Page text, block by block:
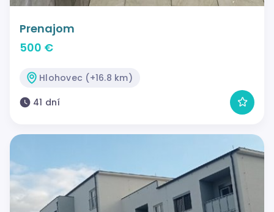
Prenajom
500 €
Hlohovec (+16.8 km)
41 dní